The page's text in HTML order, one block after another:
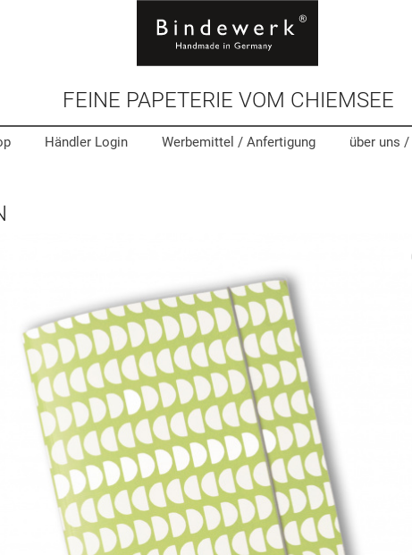
FEINE PAPETERIE VOM CHIEMSEE
Händler Login Werbemittel / Anfertigung über uns /